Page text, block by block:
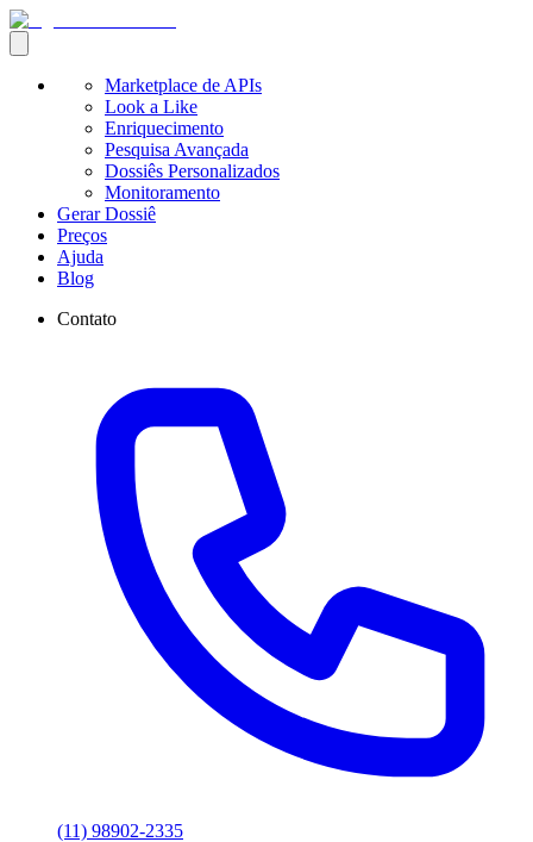
Marketplace de APIs
Look a Like
Enriquecimento
Pesquisa Avançada
Dossiês Personalizados
Monitoramento
Gerar Dossiê
Preços
Ajuda
Blog
Contato
(11) 98902-2335